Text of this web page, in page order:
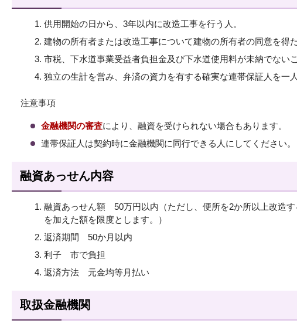
供用開始の日から、3年以内に改造工事を行う人。
建物の所有者または改造工事について建物の所有者の同意を得
市税、下水道事業受益者負担金及び下水道使用料が未納でないこ
独立の生計を営み、弁済の資力を有する確実な連帯保証人を一
注意事項
金融機関の審査により、融資を受けられない場合もあります。
連帯保証人は契約時に金融機関に同行できる人にしてください。
融資あっせん内容
融資あっせん額 50万円以内（ただし、便所を2か所以上改造
を加えた額を限度とします。）
返済期間 50か月以内
利子 市で負担
返済方法 元金均等月払い
取扱金融機関